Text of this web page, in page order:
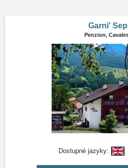
Garni'
Penzion,
Dostupné jazyky: